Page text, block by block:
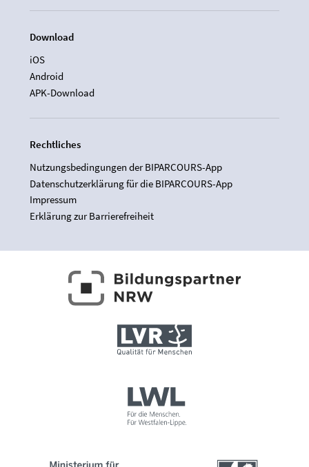
Download
iOS
Android
APK-Download
Rechtliches
Nutzungsbedingungen der BIPARCOURS-App
Datenschutzerklärung für die BIPARCOURS-App
Impressum
Erklärung zur Barrierefreiheit